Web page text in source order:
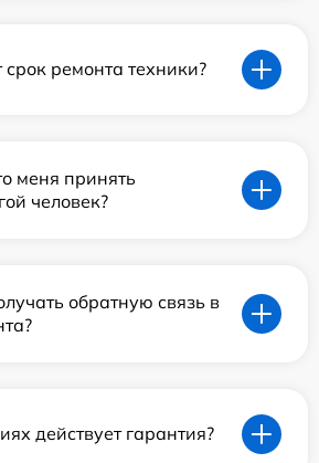
срок ремонта техники?
меня принять
человек?
обратную связь в
действует гарантия?